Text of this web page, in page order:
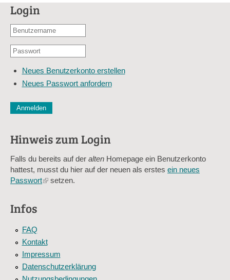
Login
Benutzername
E-
Adresse
Passwort
Neues Benutzerkonto erstellen
Neues Passwort anfordern
Diese Sicherheitsfrage überprüft, ob Sie ein menschlicher
Sag mir nicht, wie viele Sternlein stehen
Hinweis zum Login
Falls du bereits auf der alten Homepage ein Benutzerkonto
hattest, musst du hier auf der neuen als erstes ein neues
Passwort(linksetzen.
Infos
FAQ
Kontakt
Impressum
Datenschutzerklärung